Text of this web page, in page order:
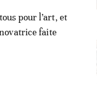
pour l’art, et
faite